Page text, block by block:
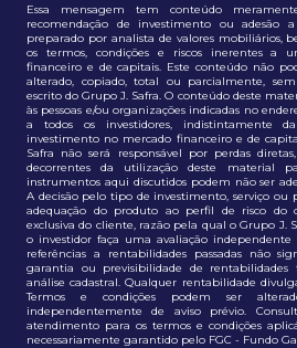
Essa mensagem tem conteúdo
recomendação de investimento ou adesão
preparado por analista de valores mobiliários,
os termos, condições e riscos inerentes a
financeiro e de capitais. Este conteúdo não
alterado, copiado, total ou parcialmente,
escrito do Grupo J. Safra. O conteúdo deste
às pessoas e/ou organizações indicadas no
a todos os investidores, indistintamente
investimento no mercado financeiro e de
Safra não será responsável por perdas
decorrentes da utilização deste material
instrumentos aqui discutidos podem não ser
A decisão pelo tipo de investimento, serviço ou
adequação do produto ao perfil de risco do
exclusiva do cliente, razão pela qual o Grupo J.
o investidor faça uma avaliação independente
referências a rentabilidades passadas não
garantia ou previsibilidade de rentabilidades
análise cadastral. Qualquer rentabilidade
Termos e condições podem ser
independentemente de aviso prévio.
atendimento para os termos e condições
necessariamente garantido pelo FGC - Fundo